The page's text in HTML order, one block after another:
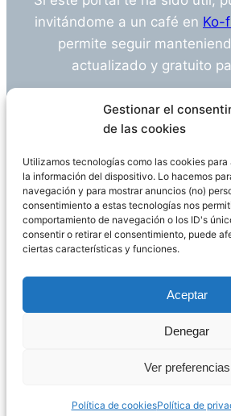
Gestionar el
de las cookies
Utilizamos tecnologías como las cookies
la información del dispositivo. Lo hacemos
navegación y para mostrar anuncios (no)
consentimiento a estas tecnologías nos
comportamiento de navegación o los ID's
consentir o retirar el consentimiento, puede
ciertas características y funciones.
Aceptar
Denegar
Ver preferencias
Política de cookiesPolítica de
invitándome a un café en Ko-
permite seguir
actualizado y gratuito
¿Tienes alguna duda o
Descargo de Responsabilidad
Declaración de Privacidad
WordPress
Página administrada por
PHP Code SnippetsPowered By :